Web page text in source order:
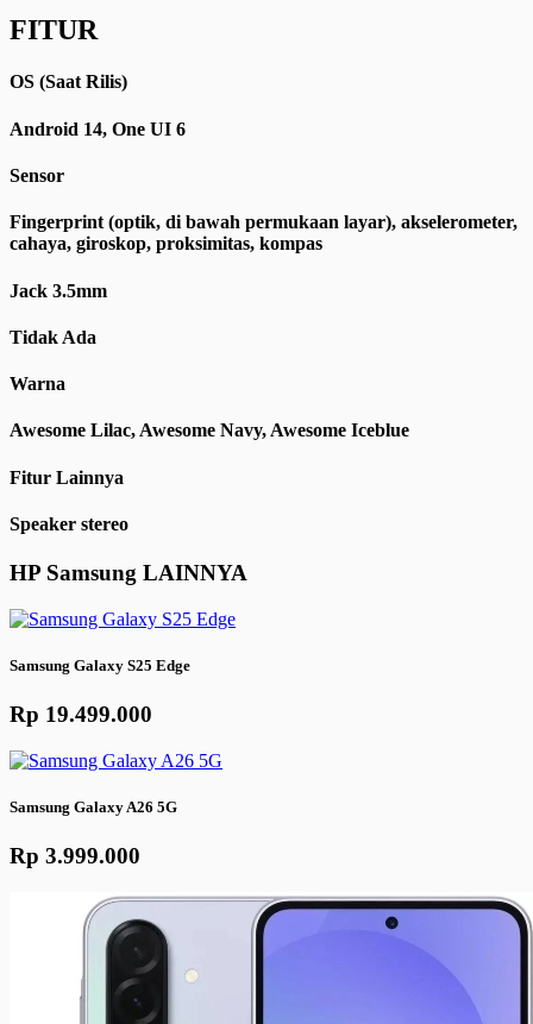
FITUR
OS (Saat Rilis)
Android 14, One UI 6
Sensor
Fingerprint (optik, di bawah permukaan layar), akselerometer,
cahaya, giroskop, proksimitas, kompas
Jack 3.5mm
Tidak Ada
Warna
Awesome Lilac, Awesome Navy, Awesome Iceblue
Fitur Lainnya
Speaker stereo
HP Samsung LAINNYA
Samsung Galaxy S25 Edge
Rp 19.499.000
Samsung Galaxy A26 5G
Rp 3.999.000